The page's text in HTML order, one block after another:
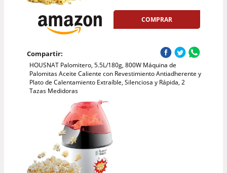
COMPRAR
Compartir:
HOUSNAT Palomitero, 5.5L/180g, 800W Máquina de
Palomitas Aceite Caliente con Revestimiento Antiadherente y
Plato de Calentamiento Extraíble, Silenciosa y Rápida, 2
Tazas Medidoras